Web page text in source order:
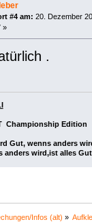
#4 am: 20. Dezember
»
.
Championship Edition
Gut, wenns anders
anders wird,ist alles Gut
Infos (alt) »